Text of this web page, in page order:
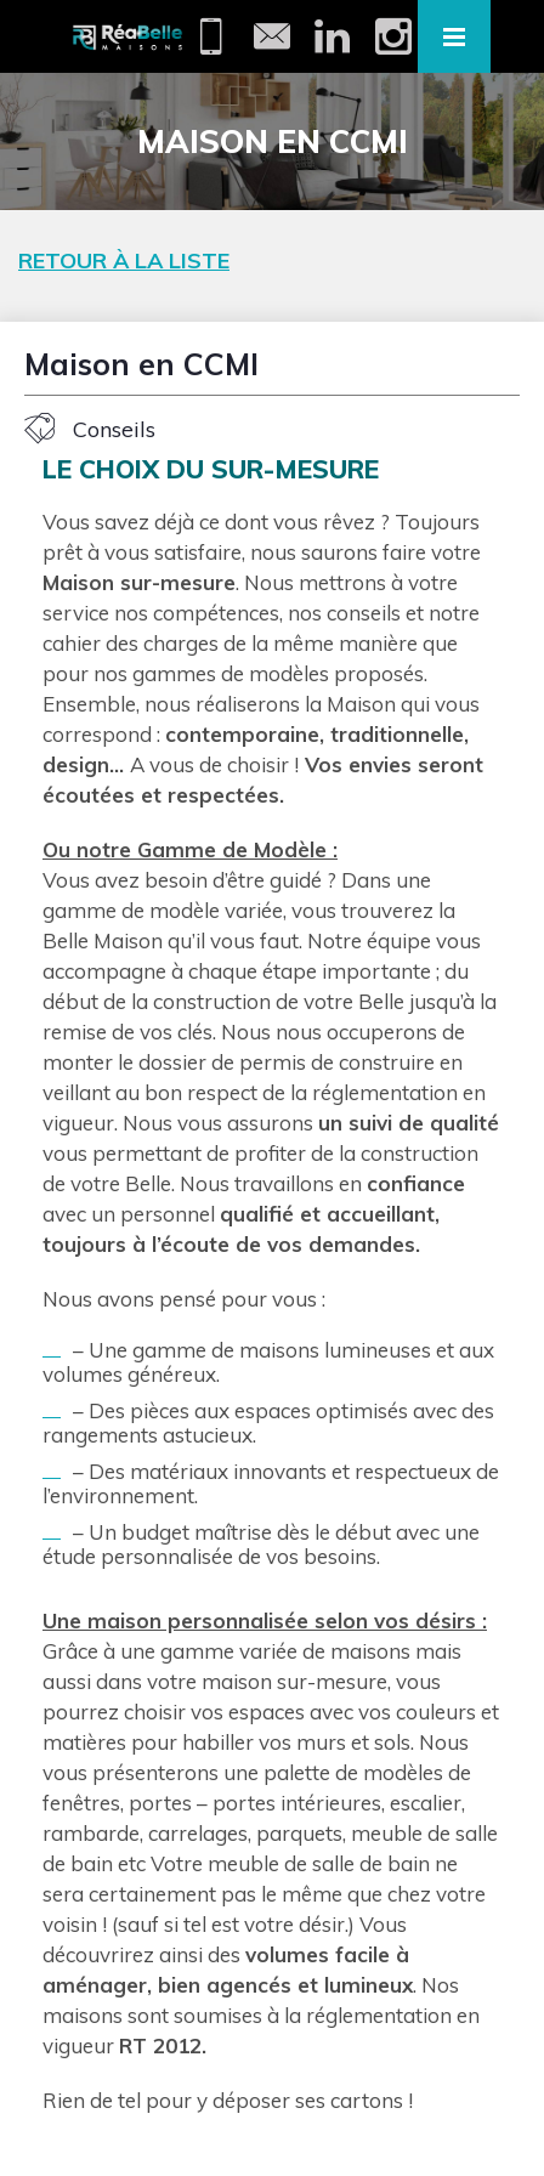
MAISON EN CCMI
RETOUR À LA LISTE
Maison en CCMI
Conseils
LE CHOIX DU SUR-MESURE
Vous savez déjà ce dont vous rêvez ? Toujours
prêt à vous satisfaire, nous saurons faire votre
Maison sur-mesure. Nous mettrons à votre
service nos compétences, nos conseils et notre
cahier des charges de la même manière que
pour nos gammes de modèles proposés.
Ensemble, nous réaliserons la Maison qui vous
correspond : contemporaine, traditionnelle,
design… A vous de choisir ! Vos envies seront
écoutées et respectées.
Ou notre Gamme de Modèle :
Vous avez besoin d’être guidé ? Dans une
gamme de modèle variée, vous trouverez la
Belle Maison qu’il vous faut. Notre équipe vous
accompagne à chaque étape importante ; du
début de la construction de votre Belle jusqu’à la
remise de vos clés. Nous nous occuperons de
monter le dossier de permis de construire en
veillant au bon respect de la réglementation en
vigueur. Nous vous assurons un suivi de qualité
vous permettant de profiter de la construction
de votre Belle. Nous travaillons en confiance
avec un personnel qualifié et accueillant,
toujours à l’écoute de vos demandes.
Nous avons pensé pour vous :
– Une gamme de maisons lumineuses et aux
volumes généreux.
– Des pièces aux espaces optimisés avec des
rangements astucieux.
– Des matériaux innovants et respectueux de
l’environnement.
– Un budget maîtrise dès le début avec une
étude personnalisée de vos besoins.
Une maison personnalisée selon vos désirs :
Grâce à une gamme variée de maisons mais
aussi dans votre maison sur-mesure, vous
pourrez choisir vos espaces avec vos couleurs et
matières pour habiller vos murs et sols. Nous
vous présenterons une palette de modèles de
fenêtres, portes – portes intérieures, escalier,
rambarde, carrelages, parquets, meuble de salle
de bain etc Votre meuble de salle de bain ne
sera certainement pas le même que chez votre
voisin ! (sauf si tel est votre désir.) Vous
découvrirez ainsi des volumes facile à
aménager, bien agencés et lumineux. Nos
maisons sont soumises à la réglementation en
vigueur RT 2012.
Rien de tel pour y déposer ses cartons !